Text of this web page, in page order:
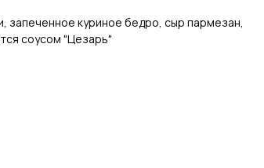
запеченное куриное бедро, сыр пармезан,
соусом "Цезарь"